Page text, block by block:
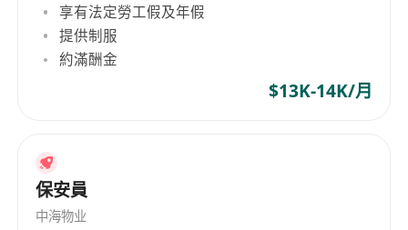
享有法定勞工假及年假
提供制服
約滿酬金
$13K-14K/月
保安員
中海物业